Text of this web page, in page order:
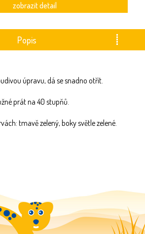
zobrazit detail
Popis
úpravu, dá se snadno otřít.
prát na 40 stupňů.
tmavě zelený, boky světle zelené.